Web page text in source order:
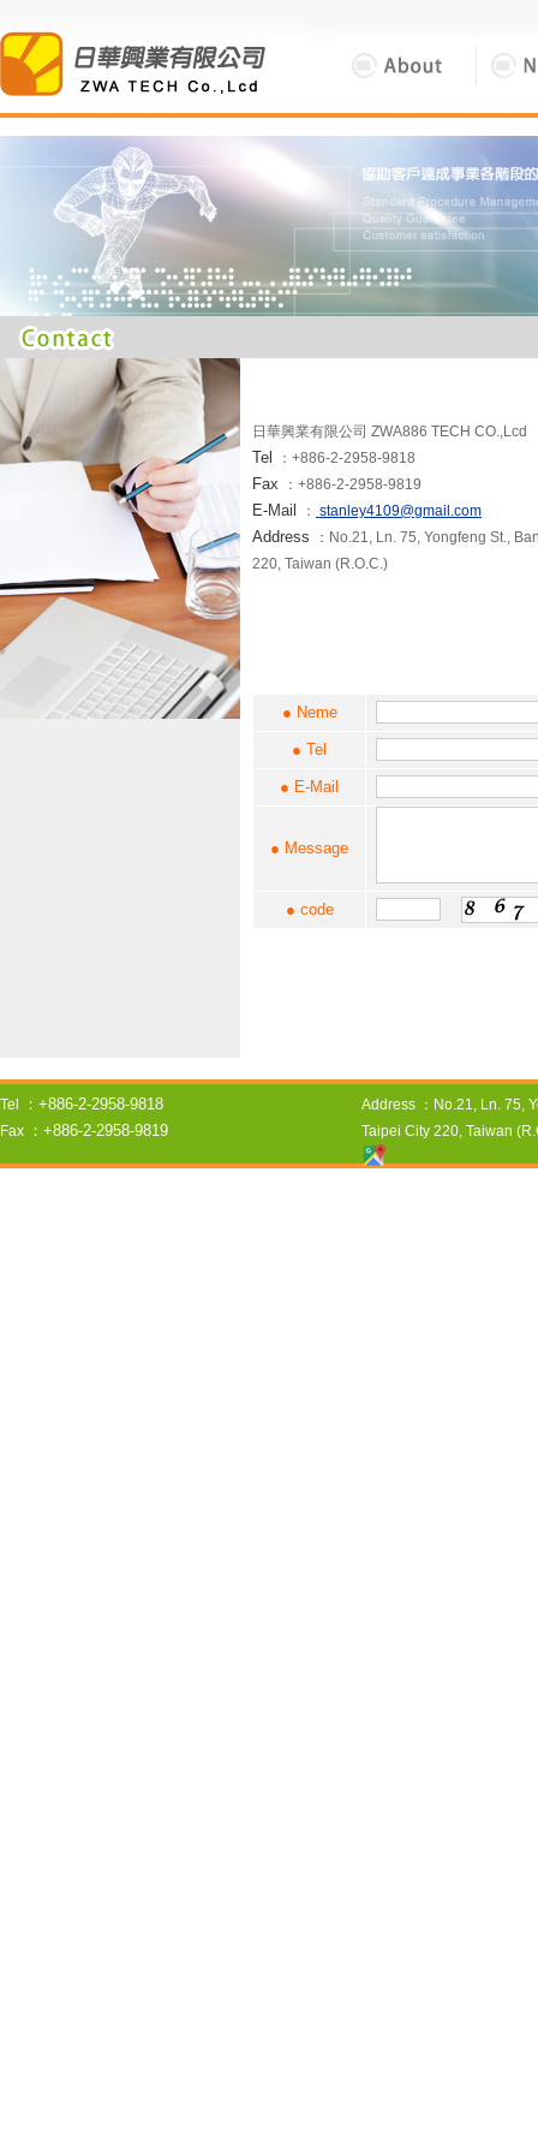
日華興業有限公司 ZWA886 TECH CO.,Lcd
Tel ：+886-2-2958-9818
Fax ：+886-2-2958-9819
E-Mail ： stanley4109@gmail.com
Address
：No.21, Ln. 75, Yongfeng St.,
220, Taiwan (R.O.C.)
● Neme
● Tel
● E-Mail
● Message
● code
Tel ：+886-2-2958-9818 Address ：No.21, Ln. 75,
Taipei City 220, Taiwan
Fax ：+886-2-2958-9819